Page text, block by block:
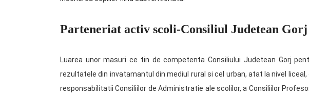
Parteneriat activ scoli-Consiliul Judetean Gorj
Luarea unor masuri ce tin de competenta Consiliului Judetean Gorj
rezultatele din invatamantul din mediul rural si cel urban, atat la nivel
responsabilitatii Consiliilor de Administratie ale scolilor, a Consiliilor